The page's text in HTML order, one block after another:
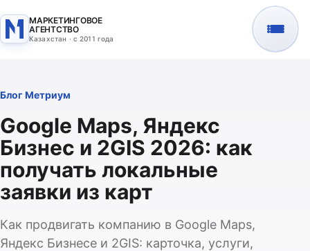
МАРКЕТИНГОВОЕ
АГЕНТСТВО
Казахстан · с 2011 года
Блог Метриум
Google Maps, Яндекс
Бизнес и 2GIS 2026: как
получать локальные
заявки из карт
Как продвигать компанию в Google Maps,
Яндекс Бизнесе и 2GIS: карточка, услуги,